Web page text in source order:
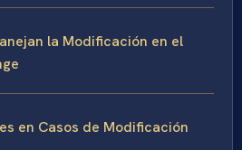
la Modificación en el
en Casos de Modificación